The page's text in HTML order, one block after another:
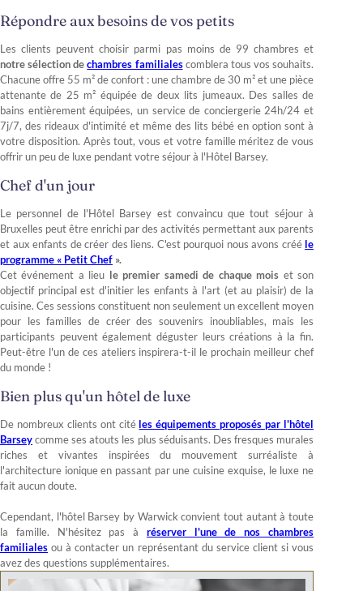
Répondre aux besoins de vos petits
Les clients peuvent choisir parmi pas moins de 99 chambres et
notre sélection dechambres familialescomblera tous vos souhaits.
Chacune offre 55 m² de confort : une chambre de 30 m² et une pièce
attenante de 25 m² équipée de deux lits jumeaux. Des salles de
bains entièrement équipées, un service de conciergerie 24h/24 et
7j/7, des rideaux d'intimité et même des lits bébé en option sont à
votre disposition. Après tout, vous et votre famille méritez de vous
offrir un peu de luxe pendant votre séjour à l'Hôtel Barsey.
Chef d'un jour
Le personnel de l'Hôtel Barsey est convaincu que tout séjour à
Bruxelles peut être enrichi par des activités permettant aux parents
et aux enfants de créer des liens. C'est pourquoi nous avons créé le
programme « Petit Chef ».
Cet événement a lieu le premier samedi de chaque mois et son
objectif principal est d'initier les enfants à l'art (et au plaisir) de la
cuisine. Ces sessions constituent non seulement un excellent moyen
pour les familles de créer des souvenirs inoubliables, mais les
participants peuvent également déguster leurs créations à la fin.
Peut-être l'un de ces ateliers inspirera-t-il le prochain meilleur chef
du monde !
Bien plus qu'un hôtel de luxe
De nombreux clients ont cité les équipements proposés par l'hôtel
Barseycomme ses atouts les plus séduisants. Des fresques murales
riches et vivantes inspirées du mouvement surréaliste à
l'architecture ionique en passant par une cuisine exquise, le luxe ne
fait aucun doute.
Cependant, l'hôtel Barsey by Warwick convient tout autant à toute
la famille. N'hésitez pas à réserver l'une de nos chambres
familiales ou à contacter un représentant du service client si vous
avez des questions supplémentaires.